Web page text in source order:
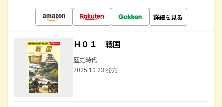
詳細を見る
Ｈ０１ 戦国
歴史時代
2025.10.23 発売